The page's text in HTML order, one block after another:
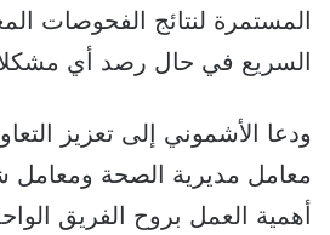
المستمرة لنتائج الفحوصات
السريع في حال رصد أي
ودعا الأشموني إلى تعزيز
معامل مديرية الصحة ومعامل
أهمية العمل بروح الفريق